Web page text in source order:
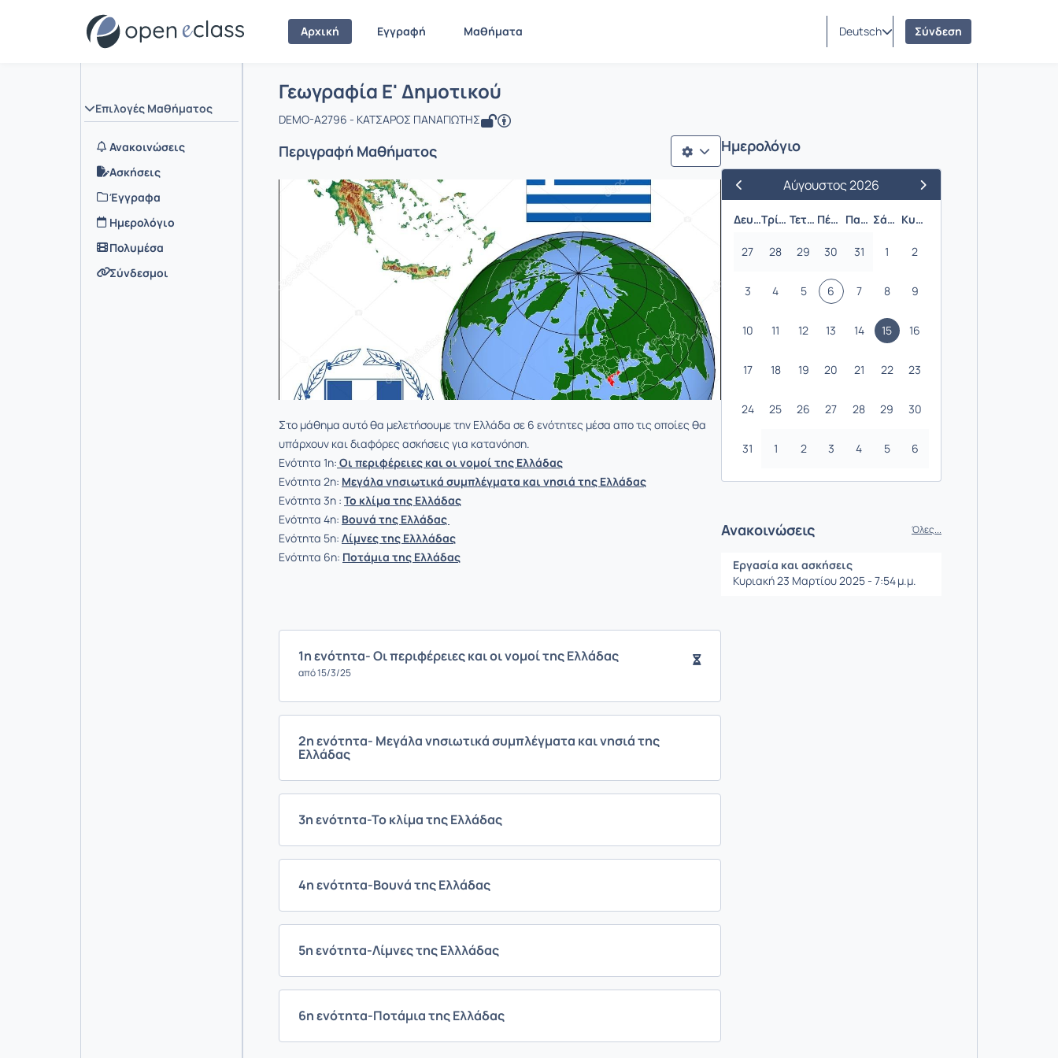
Αρχική Εγγραφή Μαθήματα Deutsch Σύνδεση
Επιλογές Μαθήματος
Ανακοινώσεις
Ασκήσεις
Έγγραφα
Ημερολόγιο
Πολυμέσα
Σύνδεσμοι
Αρχική Σελίδα
Μάθημα : Γεωγραφία Ε' Δημοτικού
Γεωγραφία Ε' Δημοτικού
DEMO-A2796 - ΚΑΤΣΑΡΟΣ ΠΑΝΑΓΙΩΤΗΣ
Περιγραφή Μαθήματος
Στο μάθημα αυτό θα μελετήσουμε την Ελλάδα σε 6 ενότητες μέσα απο τις οποίες θα
υπάρχουν και διαφόρες ασκήσεις για κατανόηση.
Ενότητα 1η: Οι περιφέρειες και οι νομοί της Ελλάδας
Ενότητα 2η: Μεγάλα νησιωτικά συμπλέγματα και νησιά της Ελλάδας
Ενότητα 3η : Το κλίμα της Ελλάδας
Ενότητα 4η: Βουνά της Ελλάδας
Ενότητα 5η: Λίμνες της Ελλλάδας
Ενότητα 6η: Ποτάμια της Ελλάδας
1η ενότητα- Οι περιφέρειες και οι νομοί της Ελλάδας
από 15/3/25
2η ενότητα- Μεγάλα νησιωτικά συμπλέγματα και νησιά της
Ελλάδας
3η ενότητα-Το κλίμα της Ελλάδας
4η ενότητα-Βουνά της Ελλάδας
5η ενότητα-Λίμνες της Ελλλάδας
6η ενότητα-Ποτάμια της Ελλάδας
Ημερολόγιο
Προηγούμενος Μήνας
Αύγουστος 2026
Επόμενος Μήνας
Δευτέρα
Τρίτη Τετάρτη Πέμπτη Παρασκευή Σάββατο Κυριακή
27 28 29 30 31 1 2
3 4 5 6 7 8 9
10 11 12 13 14 15 16
17 18 19 20 21 22 23
24 25 26 27 28 29 30
31 1 2 3 4 5 6
Ανακοινώσεις Όλες...
Εργασία και ασκήσεις
Κυριακή 23 Μαρτίου 2025 - 7:54 μ.μ.